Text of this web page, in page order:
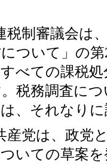
税制審議会は
ついて」の
べての課税
税務調査に
、それなり
産党は、政党
いての草案